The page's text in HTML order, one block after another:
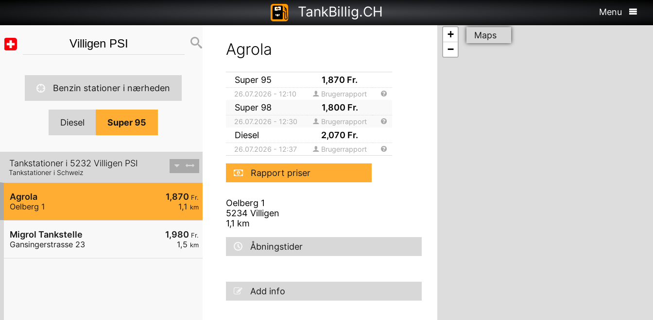
TankBillig.CH Menu
Benzin stationer i nærheden
Diesel Super 95
Tankstationer i 5232 Villigen PSI
Tankstationer i Schweiz
1,870 Fr.
1,1 km
Agrola
Oelberg 1
1,980 Fr.
1,5 km
Migrol Tankstelle
Gansingerstrasse 23
Agrola
Super 95 1,870 Fr.
26.07.2026 - 12:10 Brugerrapport
Super 98 1,800 Fr.
26.07.2026 - 12:30 Brugerrapport
Diesel 2,070 Fr.
26.07.2026 - 12:37 Brugerrapport
Rapport priser
Oelberg 1
5234 Villigen
1,1 km
Åbningstider
Add info
+
−
Maps